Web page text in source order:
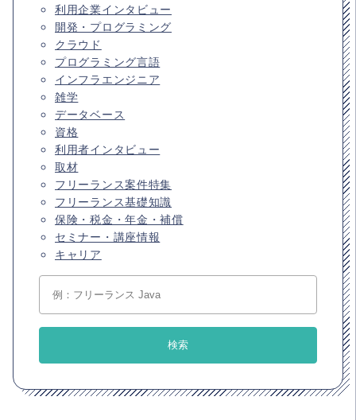
利用企業インタビュー
開発・プログラミング
クラウド
プログラミング言語
インフラエンジニア
雑学
データベース
資格
利用者インタビュー
取材
フリーランス案件特集
フリーランス基礎知識
保険・税金・年金・補償
セミナー・講座情報
キャリア